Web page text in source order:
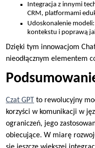
Integracja z innymi
CRM, platformami
Udoskonalenie
kontekstu i poprawą
Dzięki tym innowacjom
nieodłącznym elementem
Czat GPT to rewolucyjny
korzyści w komunikacji w
ograniczeń, jego
obiecujące. W miarę